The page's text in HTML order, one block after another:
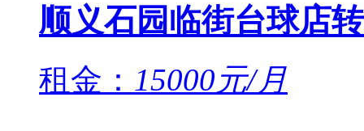
顺义石园临街台球店
租金： 15000元/月